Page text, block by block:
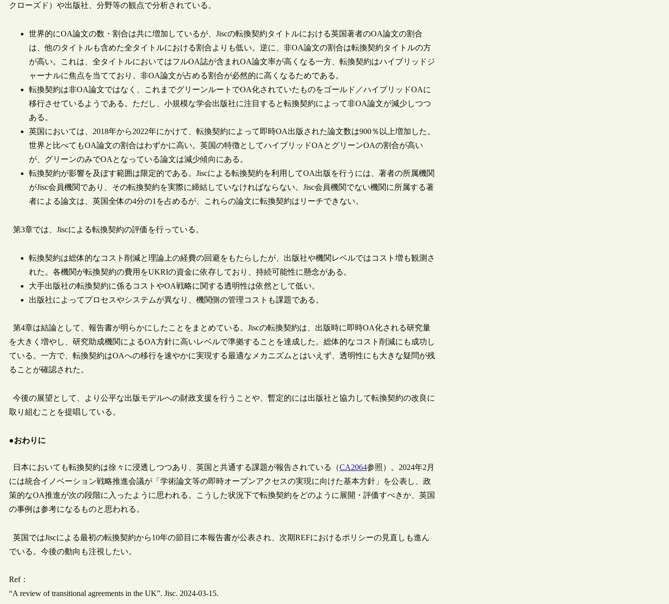
クローズド）や出版社、分野等の観点で分析されている。
世界的にOA論文の数・割合は共に増加しているが、Jiscの転換契約タイトルにおける英国著者のOA論文の割合
は、他のタイトルも含めた全タイトルにおける割合よりも低い。逆に、非OA論文の割合は転換契約タイトルの方
が高い。これは、全タイトルにおいてはフルOA誌が含まれOA論文率が高くなる一方、転換契約はハイブリッドジ
ャーナルに焦点を当てており、非OA論文が占める割合が必然的に高くなるためである。
転換契約は非OA論文ではなく、これまでグリーンルートでOA化されていたものをゴールド／ハイブリッドOAに
移行させているようである。ただし、小規模な学会出版社に注目すると転換契約によって非OA論文が減少しつつ
ある。
英国においては、2018年から2022年にかけて、転換契約によって即時OA出版された論文数は900％以上増加した。
世界と比べてもOA論文の割合はわずかに高い。英国の特徴としてハイブリッドOAとグリーンOAの割合が高い
が、グリーンのみでOAとなっている論文は減少傾向にある。
転換契約が影響を及ぼす範囲は限定的である。Jiscによる転換契約を利用してOA出版を行うには、著者の所属機関
がJisc会員機関であり、その転換契約を実際に締結していなければならない。Jisc会員機関でない機関に所属する著
者による論文は、英国全体の4分の1を占めるが、これらの論文に転換契約はリーチできない。
第3章では、Jiscによる転換契約の評価を行っている。
転換契約は総体的なコスト削減と理論上の経費の回避をもたらしたが、出版社や機関レベルではコスト増も観測さ
れた。各機関が転換契約の費用をUKRIの資金に依存しており、持続可能性に懸念がある。
大手出版社の転換契約に係るコストやOA戦略に関する透明性は依然として低い。
出版社によってプロセスやシステムが異なり、機関側の管理コストも課題である。
第4章は結論として、報告書が明らかにしたことをまとめている。Jiscの転換契約は、出版時に即時OA化される研究量
を大きく増やし、研究助成機関によるOA方針に高いレベルで準拠することを達成した。総体的なコスト削減にも成功し
ている。一方で、転換契約はOAへの移行を速やかに実現する最適なメカニズムとはいえず、透明性にも大きな疑問が残
ることが確認された。
今後の展望として、より公平な出版モデルへの財政支援を行うことや、暫定的には出版社と協力して転換契約の改良に
取り組むことを提唱している。
●おわりに
日本においても転換契約は徐々に浸透しつつあり、英国と共通する課題が報告されている（CA2064参照）。2024年2月
には統合イノベーション戦略推進会議が「学術論文等の即時オープンアクセスの実現に向けた基本方針」を公表し、政
策的なOA推進が次の段階に入ったように思われる。こうした状況下で転換契約をどのように展開・評価すべきか、英国
の事例は参考になるものと思われる。
英国ではJiscによる最初の転換契約から10年の節目に本報告書が公表され、次期REFにおけるポリシーの見直しも進ん
でいる。今後の動向も注視したい。
Ref：
“A review of transitional agreements in the UK”. Jisc. 2024-03-15.